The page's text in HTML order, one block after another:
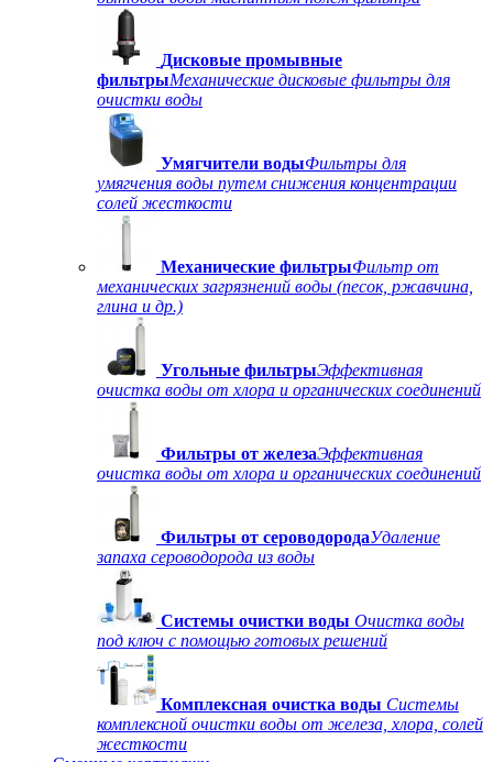
Дисковые промывные
фильтрыМеханические дисковые фильтры для
очистки воды
Умягчители водыФильтры для
умягчения воды путем снижения концентрации
солей жесткости
Механические фильтрыФильтр от
механических загрязнений воды (песок, ржавчина,
глина и др.)
Угольные фильтрыЭффективная
очистка воды от хлора и органических соединений
Фильтры от железаЭффективная
очистка воды от хлора и органических соединений
Фильтры от сероводородаУдаление
запаха сероводорода из воды
Системы очистки воды Очистка воды
под ключ с помощью готовых решений
Комплексная очистка воды Системы
комплексной очистки воды от железа, хлора, солей
жесткости